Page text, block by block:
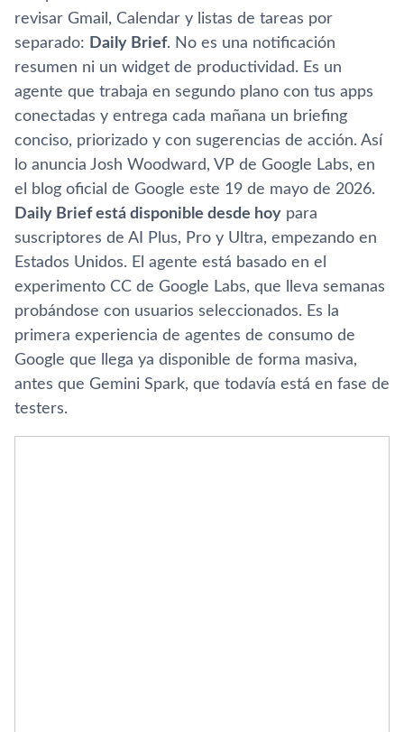
revisar Gmail, Calendar y listas de tareas por
separado: Daily Brief. No es una notificación
resumen ni un widget de productividad. Es un
agente que trabaja en segundo plano con tus apps
conectadas y entrega cada mañana un briefing
conciso, priorizado y con sugerencias de acción. Así
lo anuncia Josh Woodward, VP de Google Labs, en
el blog oficial de Google este 19 de mayo de 2026.
Daily Brief está disponible desde hoy para
suscriptores de AI Plus, Pro y Ultra, empezando en
Estados Unidos. El agente está basado en el
experimento CC de Google Labs, que lleva semanas
probándose con usuarios seleccionados. Es la
primera experiencia de agentes de consumo de
Google que llega ya disponible de forma masiva,
antes que Gemini Spark, que todavía está en fase de
testers.